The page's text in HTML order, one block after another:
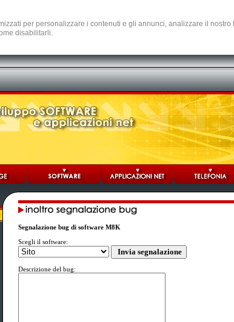
per personalizzare i contenuti e gli annunci, analizzare il
disabilitarli.
Segnalazione bug di software M8K
Scegli il software:
Descrizione del bug: